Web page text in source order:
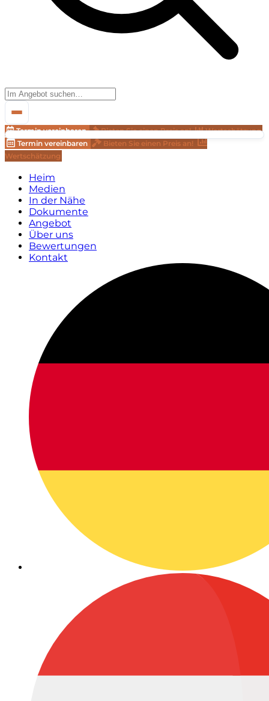
Termin vereinbaren Bieten Sie einen Preis an!
Wertschätzung
Termin vereinbaren
Bieten Sie einen Preis an!
Wertschätzung
Heim
Medien
In der Nähe
Dokumente
Angebot
Über uns
Bewertungen
Kontakt